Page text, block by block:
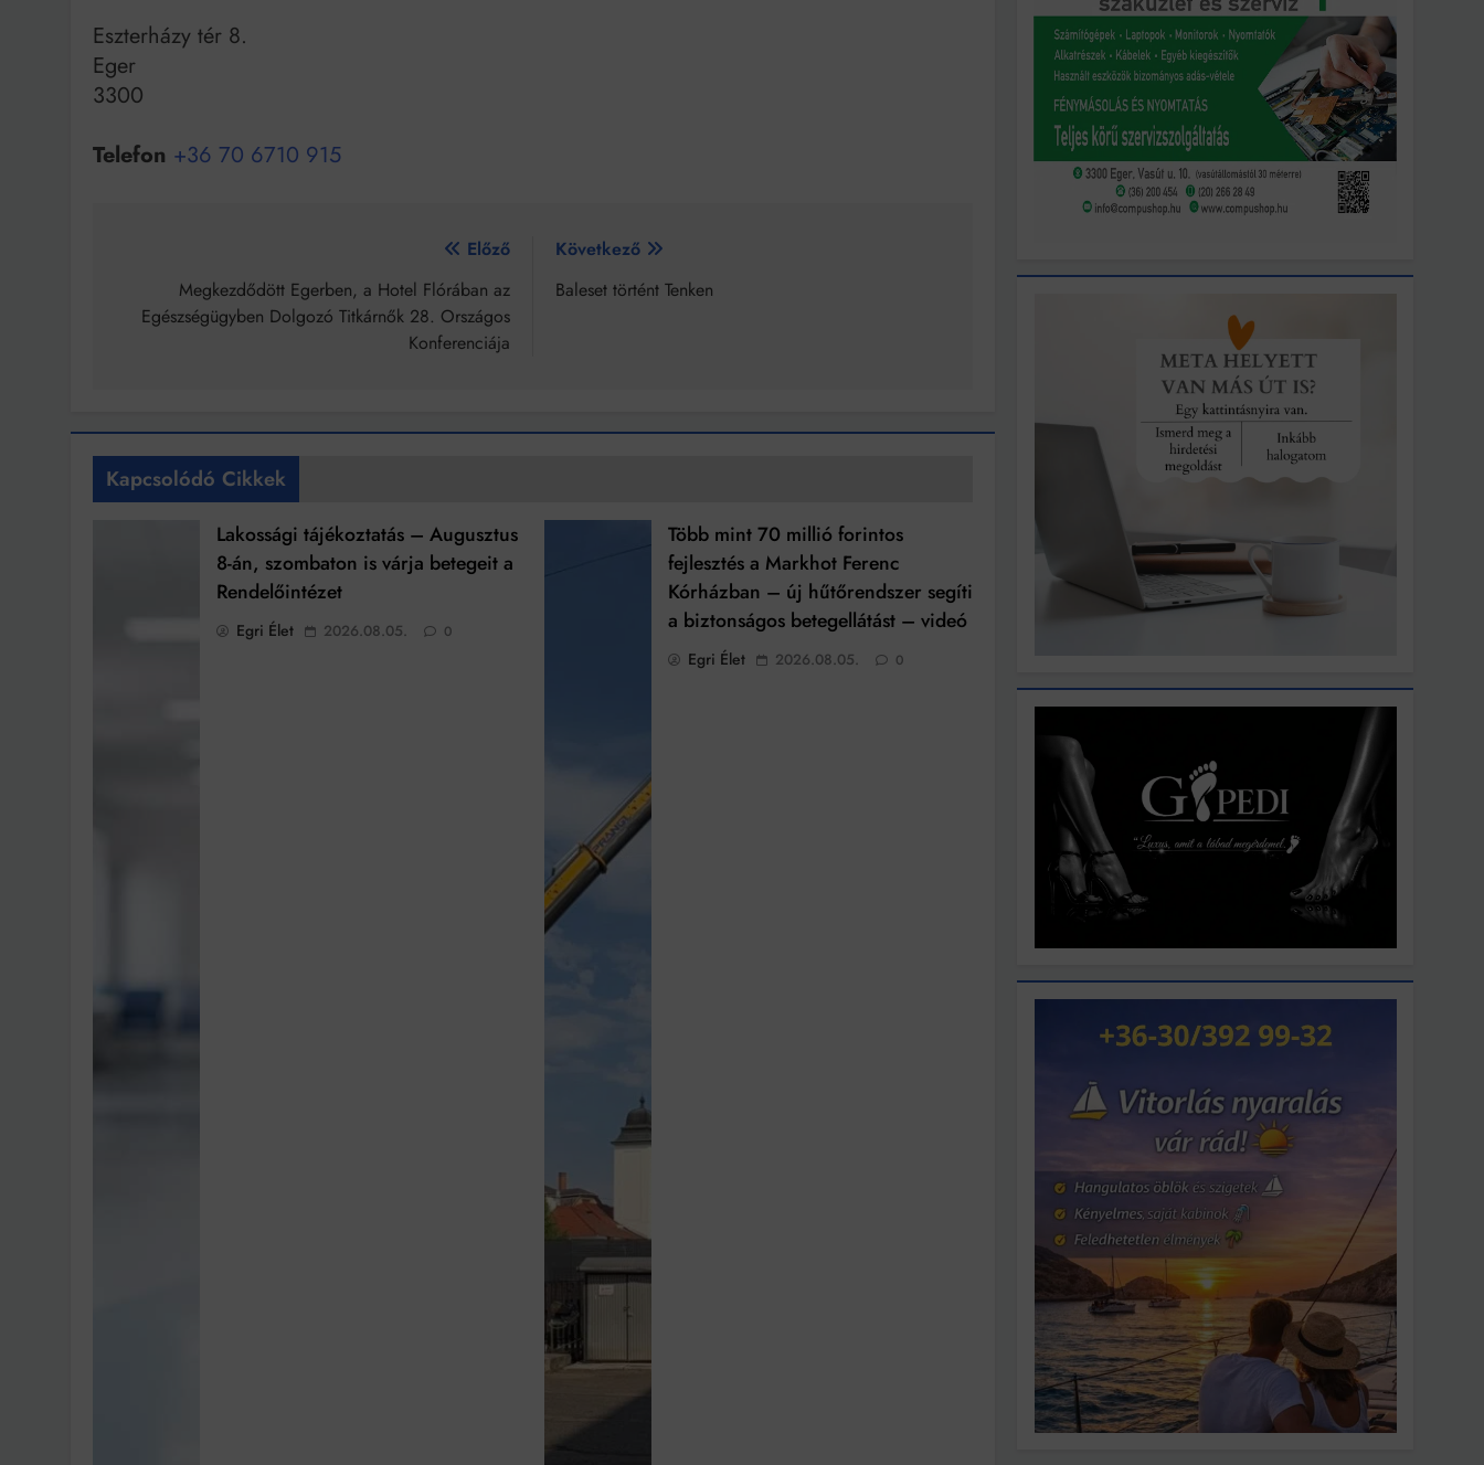
Eszterházy tér 8.
Eger
3300
Telefon +36 70 6710 915
navigáció
Előző
Megkezdődött Egerben, a Hotel Flórában az
Egészségügyben Dolgozó Titkárnők 28. Országos
Konferenciája
Következő
Baleset történt Tenken
Kapcsolódó Cikkek
Lakossági tájékoztatás – Augusztus
8-án, szombaton is várja betegeit a
Rendelőintézet
Egri Élet 2026.08.05. 0
Több mint 70 millió forintos
fejlesztés a Markhot Ferenc
Kórházban – új hűtőrendszer segíti
a biztonságos betegellátást – videó
Egri Élet 2026.08.05. 0